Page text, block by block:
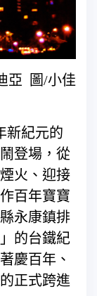
亞 圖/小佳
新紀元的
登場，從
火、迎接
百年寶寶
永康鎮排
的台鐵紀
慶百年、
正式跨進